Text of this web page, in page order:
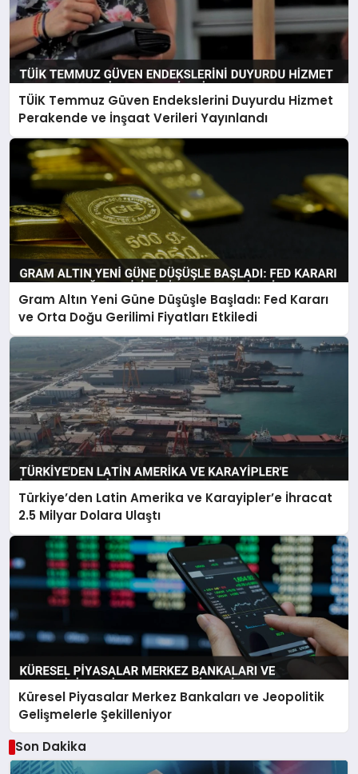
TÜİK Temmuz Güven Endekslerini Duyurdu Hizmet
Perakende ve İnşaat Verileri Yayınlandı
Gram Altın Yeni Güne Düşüşle Başladı: Fed Kararı
ve Orta Doğu Gerilimi Fiyatları Etkiledi
Türkiye’den Latin Amerika ve Karayipler’e İhracat
2.5 Milyar Dolara Ulaştı
Küresel Piyasalar Merkez Bankaları ve Jeopolitik
Gelişmelerle Şekilleniyor
Son Dakika